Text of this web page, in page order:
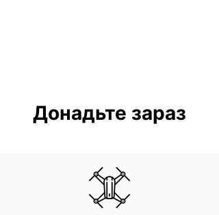
Донадьте зараз